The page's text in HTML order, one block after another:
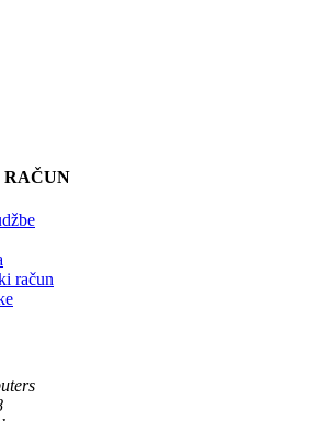
RAČUN
račun